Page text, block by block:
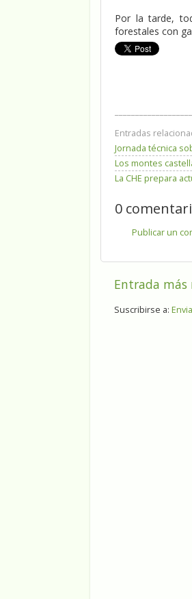
Por la tarde,
forestales con
Entradas
Jornada técnica
Los montes
La CHE prepara
0
Publicar un
Entrada más
Suscribirse a: